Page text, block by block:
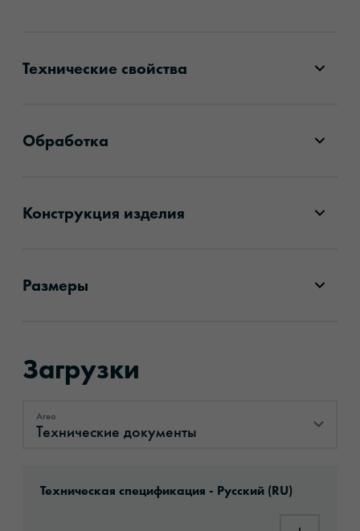
Технические свойства
Обработка
Конструкция изделия
Размеры
Загрузки
Area
Технические документы
Техническая спецификация - Русский (RU)